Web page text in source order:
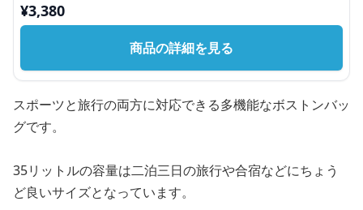
¥3,380
商品の詳細を見る
スポーツと旅行の両方に対応できる多機能なボストンバッ
グです。
35リットルの容量は二泊三日の旅行や合宿などにちょう
ど良いサイズとなっています。